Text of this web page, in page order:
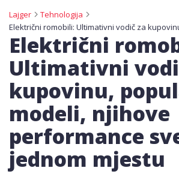
Lajger
Tehnologija
Električni
Ultimativni
kupovinu,
modeli, njihove
performance
jednom mjestu